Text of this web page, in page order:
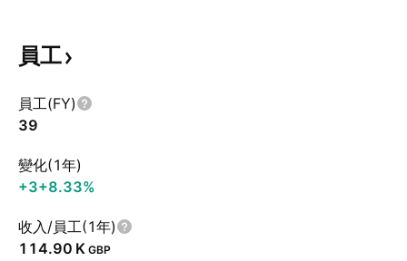
員工
員工(FY)
39
變化(1年)
+3+8.33%
收入/員工(1年)
‪114.90 K‬ GBP